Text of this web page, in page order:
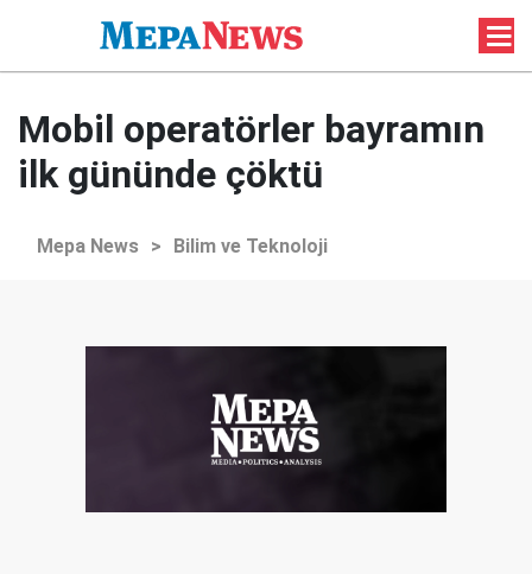
Mobil operatörler bayramın
ilk gününde çöktü
Mepa News > Bilim ve Teknoloji